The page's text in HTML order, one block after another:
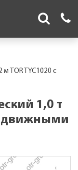
TOR TYC1020 с
1,0 т